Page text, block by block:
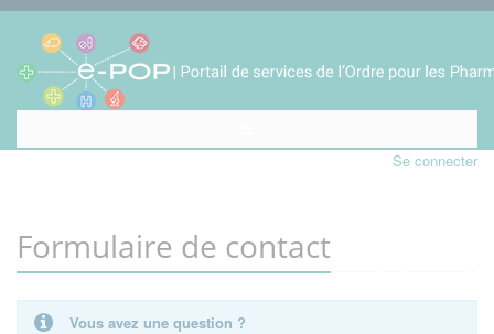
Se connecter
Formulaire de contact
Vous avez une question ?